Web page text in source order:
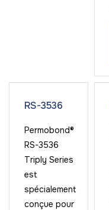
RS-3536
Permobond®
RS-3536
Triply Series
est
spécialement
conçue pour